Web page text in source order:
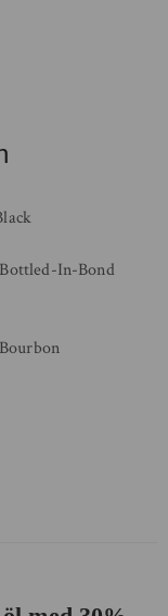
In-Bond